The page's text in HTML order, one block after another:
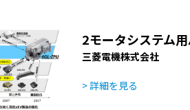
2モータシステム
三菱電機株式会社
> 詳細を見る